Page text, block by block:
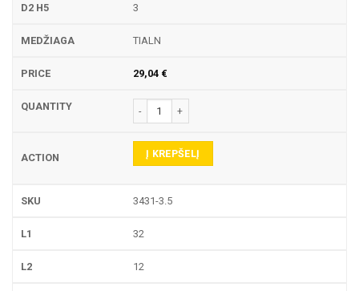
3
TIALN
29,04 €
produkto kiekis: 3431 PIRŠTINĖ FREZA
Į KREPŠELĮ
3431-3.5
32
12